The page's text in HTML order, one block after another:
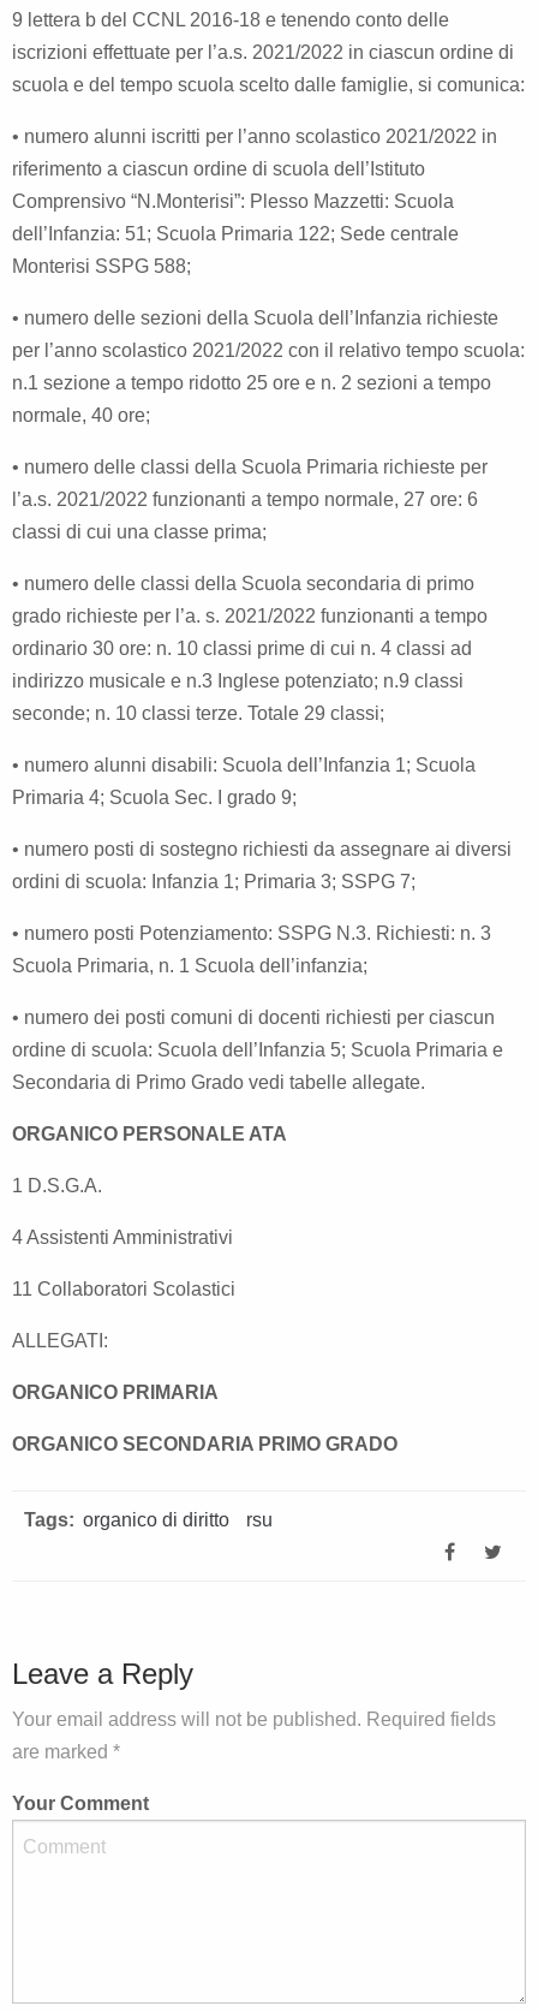
9 lettera b del CCNL 2016-18 e tenendo conto delle
iscrizioni effettuate per l’a.s. 2021/2022 in ciascun ordine di
scuola e del tempo scuola scelto dalle famiglie, si comunica:
• numero alunni iscritti per l’anno scolastico 2021/2022 in
riferimento a ciascun ordine di scuola dell’Istituto
Comprensivo “N.Monterisi”: Plesso Mazzetti: Scuola
dell’Infanzia: 51; Scuola Primaria 122; Sede centrale
Monterisi SSPG 588;
• numero delle sezioni della Scuola dell’Infanzia richieste
per l’anno scolastico 2021/2022 con il relativo tempo scuola:
n.1 sezione a tempo ridotto 25 ore e n. 2 sezioni a tempo
normale, 40 ore;
• numero delle classi della Scuola Primaria richieste per
l’a.s. 2021/2022 funzionanti a tempo normale, 27 ore: 6
classi di cui una classe prima;
• numero delle classi della Scuola secondaria di primo
grado richieste per l’a. s. 2021/2022 funzionanti a tempo
ordinario 30 ore: n. 10 classi prime di cui n. 4 classi ad
indirizzo musicale e n.3 Inglese potenziato; n.9 classi
seconde; n. 10 classi terze. Totale 29 classi;
• numero alunni disabili: Scuola dell’Infanzia 1; Scuola
Primaria 4; Scuola Sec. I grado 9;
• numero posti di sostegno richiesti da assegnare ai diversi
ordini di scuola: Infanzia 1; Primaria 3; SSPG 7;
• numero posti Potenziamento: SSPG N.3. Richiesti: n. 3
Scuola Primaria, n. 1 Scuola dell’infanzia;
• numero dei posti comuni di docenti richiesti per ciascun
ordine di scuola: Scuola dell’Infanzia 5; Scuola Primaria e
Secondaria di Primo Grado vedi tabelle allegate.
ORGANICO PERSONALE ATA
1 D.S.G.A.
4 Assistenti Amministrativi
11 Collaboratori Scolastici
ALLEGATI:
ORGANICO PRIMARIA
ORGANICO SECONDARIA PRIMO GRADO
Tags: organico di diritto rsu
Leave a Reply
Your email address will not be published. Required fields
are marked *
Your Comment